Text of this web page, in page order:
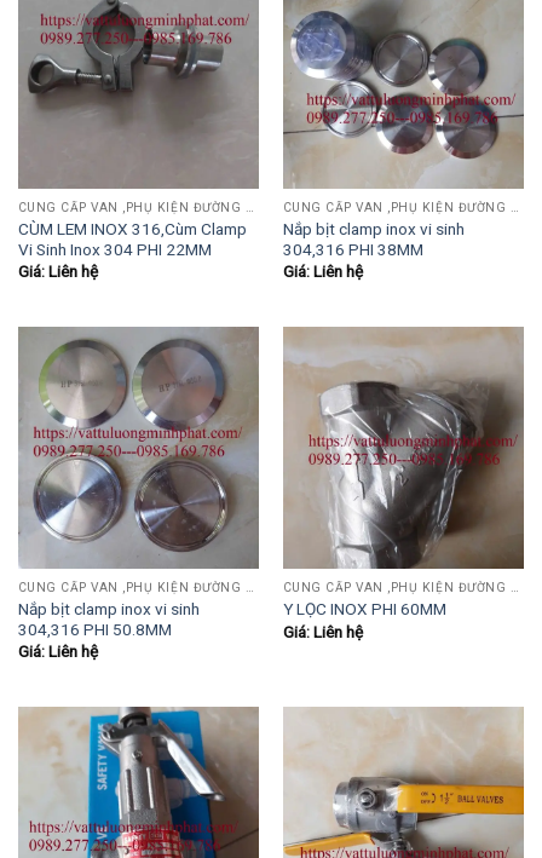
CUNG CẤP VAN ,PHỤ KIỆN ĐƯỜNG ỐNG INOX,THÉP.....
CÙM LEM INOX 316,Cùm Clamp
Vi Sinh Inox 304 PHI 22MM
Giá: Liên hệ
CUNG CẤP VAN ,PHỤ KIỆN ĐƯỜNG ỐNG INOX,THÉP.....
Nắp bịt clamp inox vi sinh
304,316 PHI 38MM
Giá: Liên hệ
Nắp bịt clamp inox vi sinh
304,316 PHI 50.8MM
Giá: Liên hệ
Y LỌC INOX PHI 60MM
Giá: Liên hệ